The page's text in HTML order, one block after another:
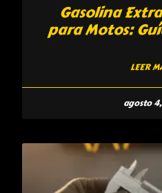
Gasolina
para Motos:
LEER
agosto